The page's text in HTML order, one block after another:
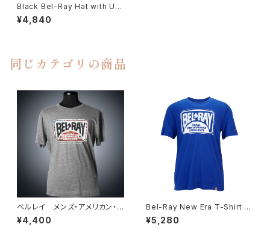
Black Bel-Ray Hat with US
A Flag ベルレイ USAフラッ
グ・キャップ（ブラック）
¥4,840
同じカテゴリの商品
ベルレイ メンズ・アメリカン・メ
イド・Tシャツ（グレー） Mens
American Made T-Shirt (Gr
¥4,400
Bel-Ray New Era T-Shirt -
Blue - 2XL, 3XL ベルレイ
ニューエラ Tシャツ（ブルー）
¥5,280